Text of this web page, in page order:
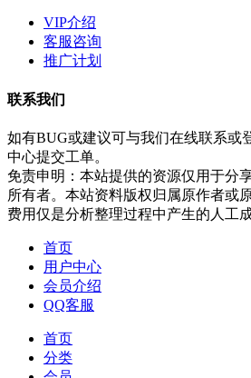
VIP介绍
客服咨询
推广计划
联系我们
如有BUG或建议可与我们在线联系或
中心提交工单。
免责申明：本站提供的资源仅用于分
所有者。本站资料版权归属原作者或
费用仅是分析整理过程中产生的人工
首页
用户中心
会员介绍
QQ客服
首页
分类